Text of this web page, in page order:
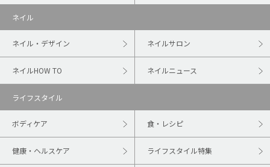
ネイル
ネイル・デザイン ネイルサロン
ネイルHOW TO ネイルニュース
ライフスタイル
ボディケア 食・レシピ
健康・ヘルスケア ライフスタイル特集